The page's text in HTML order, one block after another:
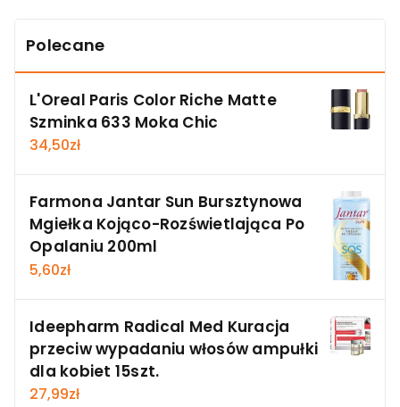
Polecane
L'Oreal Paris Color Riche Matte
Szminka 633 Moka Chic
34,50zł
Farmona Jantar Sun Bursztynowa
Mgiełka Kojąco-Rozświetlająca Po
Opalaniu 200ml
5,60zł
Ideepharm Radical Med Kuracja
przeciw wypadaniu włosów ampułki
dla kobiet 15szt.
27,99zł